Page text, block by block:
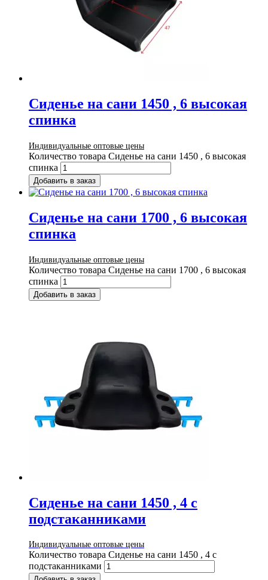
Сиденье на сани 1450 , 6 высокая
спинка
Индивидуальные оптовые цены
Количество товара Сиденье на сани 1450 , 6 высокая
спинка
Добавить в заказ
Сиденье на сани 1700 , 6 высокая
спинка
Индивидуальные оптовые цены
Количество товара Сиденье на сани 1700 , 6 высокая
спинка
Добавить в заказ
Сиденье на сани 1450 , 4 с
подстаканниками
Индивидуальные оптовые цены
Количество товара Сиденье на сани 1450 , 4 с
подстаканниками